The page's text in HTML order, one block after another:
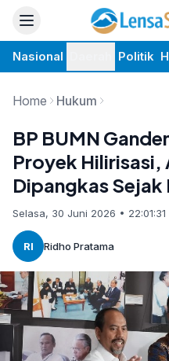
Nasional Politik
Home Hukum
BP BUMN
Proyek Hilirisasi,
Dipangkas Sejak
Selasa, 30 Juni 2026 • 22:01:31
RI Ridho Pratama